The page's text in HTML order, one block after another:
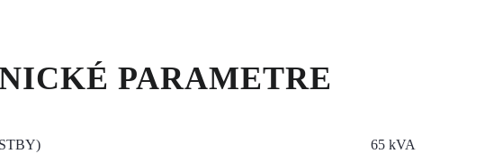
PARAMETRE
65 kVA